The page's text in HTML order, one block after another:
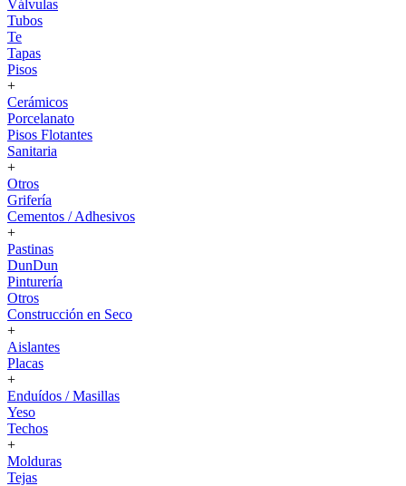
Válvulas
Tubos
Te
Tapas
Pisos
+
Cerámicos
Porcelanato
Pisos Flotantes
Sanitaria
+
Otros
Grifería
Cementos / Adhesivos
+
Pastinas
DunDun
Pinturería
Otros
Construcción en Seco
+
Aislantes
Placas
+
Enduídos / Masillas
Yeso
Techos
+
Molduras
Tejas